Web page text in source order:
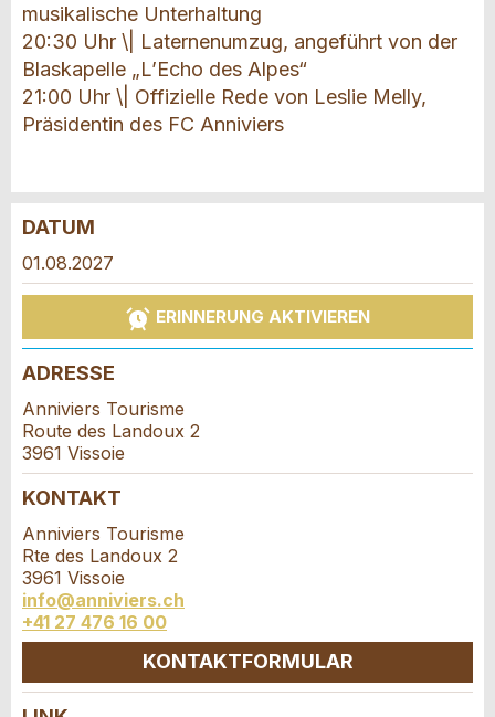
musikalische Unterhaltung
20:30 Uhr \| Laternenumzug, angeführt von der
Blaskapelle „L’Echo des Alpes“
21:00 Uhr \| Offizielle Rede von Leslie Melly,
Präsidentin des FC Anniviers
Anzeige beanstanden
Ihr Feedback wird sehr geschätzt!
Allgemeines Feedback
Anzeige nicht mehr gültig
Anzeige unvollständig
Anzeige weiterempfehlen
Empfehlen Sie diese Anzeige an Freunde weiter.
* Eingabe erforderlich
ANZEIGE WEITEREMPFEHLEN
Reservation
Veranstaltungsdatum *:
Vorname / Nachname *:
Firma / Organisation:
Adresszusatz:
DATUM
01.08.2027
ERINNERUNG AKTIVIEREN
ADRESSE
Anniviers Tourisme
Route des Landoux 2
3961 Vissoie
KONTAKT
Anniviers Tourisme
Rte des Landoux 2
3961 Vissoie
info@anniviers.ch
+41 27 476 16 00
KONTAKTFORMULAR